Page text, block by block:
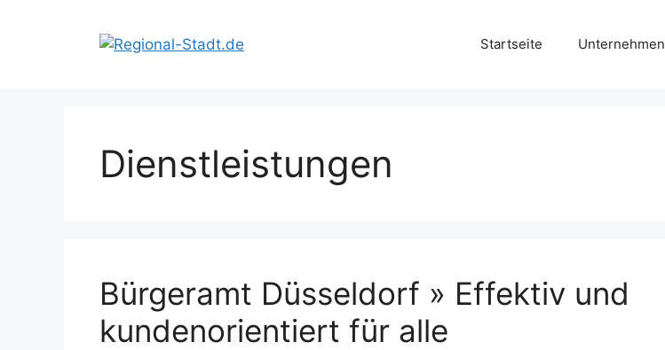
Startseite Unternehmen
Dienstleistungen
Bürgeramt Düsseldorf » Effektiv und
kundenorientiert für alle